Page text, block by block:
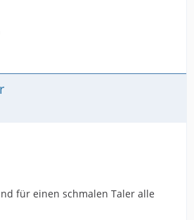
für einen schmalen Taler alle